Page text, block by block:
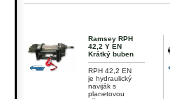
Ramsey RPH
42,2 Y EN
Krátký buben
RPH 42,2 EN
je hydraulický
naviják s
planetovou